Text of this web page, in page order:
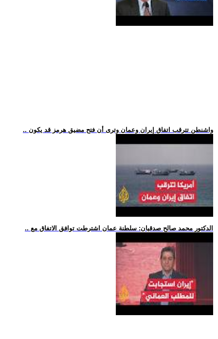
.. واشنطن تترقب اتفاق إيران وعمان وترى أن فتح مضيق هرمز قد يكون
.. الدكتور محمد صالح صدقيان: سلطنة عمان اشترطت توافق الاتفاق مع